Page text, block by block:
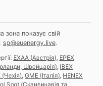
показує свій
sp@euenergy.live.
EXAA (Австрія), EPEX
Швейцарія), IBEX
(Чехія), GME (Італія), HENEX
Spot (Скандинавія та